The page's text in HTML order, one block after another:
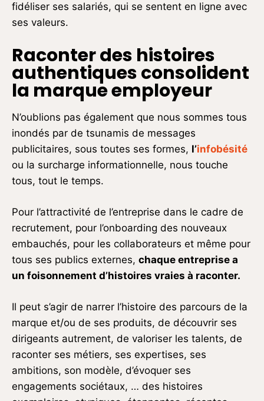
fidéliser ses salariés, qui se sentent en ligne avec
ses valeurs.
Raconter des histoires
authentiques consolident
la marque employeur
N’oublions pas également que nous sommes tous
inondés par de tsunamis de messages
publicitaires, sous toutes ses formes, l’infobésité
ou la surcharge informationnelle, nous touche
tous, tout le temps.
Pour l’attractivité de l’entreprise dans le cadre de
recrutement, pour l’onboarding des nouveaux
embauchés, pour les collaborateurs et même pour
tous ses publics externes, chaque entreprise a
un foisonnement d’histoires vraies à raconter.
Il peut s’agir de narrer l’histoire des parcours de la
marque et/ou de ses produits, de découvrir ses
dirigeants autrement, de valoriser les talents, de
raconter ses métiers, ses expertises, ses
ambitions, son modèle, d’évoquer ses
engagements sociétaux, … des histoires